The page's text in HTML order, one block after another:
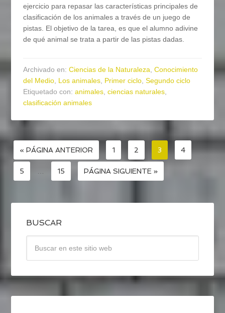
ejercicio para repasar las características principales de
clasificación de los animales a través de un juego de
pistas. El objetivo de la tarea, es que el alumno adivine
de qué animal se trata a partir de las pistas dadas.
Archivado en:Ciencias de la Naturaleza,Conocimiento
del Medio, Los animales, Primer ciclo,Segundo ciclo
Etiquetado con:animales,ciencias naturales,
clasificación animales
« PÁGINA ANTERIOR 1 2 3 4
5 … 15 PÁGINA SIGUIENTE »
BUSCAR